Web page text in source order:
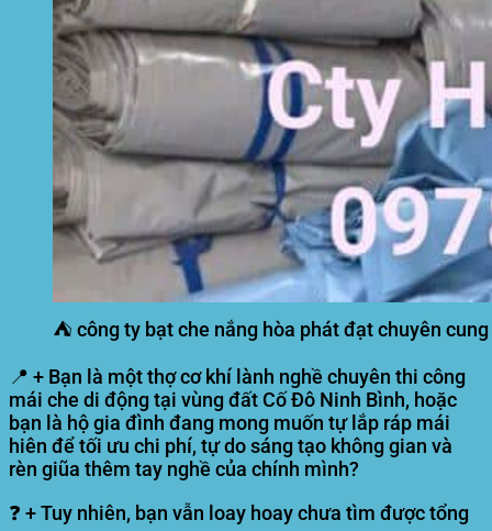
⛺ công ty bạt che nắng hòa phát đạt chuyên
📍 + Bạn là một thợ cơ khí lành nghề chuyên thi công
mái che di động tại vùng đất Cố Đô Ninh Bình, hoặc
bạn là hộ gia đình đang mong muốn tự lắp ráp mái
hiên để tối ưu chi phí, tự do sáng tạo không gian và
rèn giũa thêm tay nghề của chính mình?
❓ + Tuy nhiên, bạn vẫn loay hoay chưa tìm được tổng